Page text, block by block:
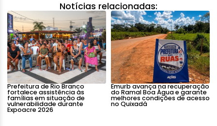
Notícias relacionadas:
Prefeitura de Rio Branco
fortalece assistência às
famílias em situação de
vulnerabilidade durante
Expoacre 2026
Emurb avança na recuperação
do Ramal Boa Água e garante
melhores condições de acesso
no Quixadá